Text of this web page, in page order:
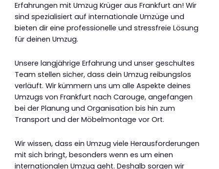
Erfahrungen mit Umzug Krüger aus Frankfurt an! Wir
sind spezialisiert auf internationale Umzüge und
bieten dir eine professionelle und stressfreie Lösung
für deinen Umzug.
Unsere langjährige Erfahrung und unser geschultes
Team stellen sicher, dass dein Umzug reibungslos
verläuft. Wir kümmern uns um alle Aspekte deines
Umzugs von Frankfurt nach Carouge, angefangen
bei der Planung und Organisation bis hin zum
Transport und der Möbelmontage vor Ort.
Wir wissen, dass ein Umzug viele Herausforderungen
mit sich bringt, besonders wenn es um einen
internationalen Umzug geht. Deshalb sorgen wir